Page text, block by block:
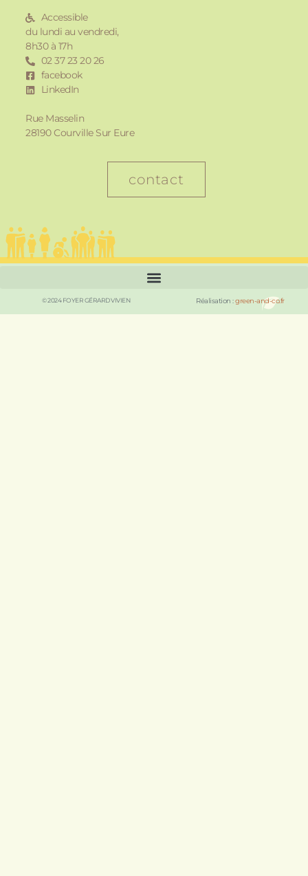
Accessible
du lundi au vendredi,
8h30 à 17h
02 37 23 20 26
facebook
LinkedIn
Rue Masselin
28190 Courville Sur Eure
contact
© 2024 FOYER GÉRARD VIVIEN Réalisation :green-and-co.fr